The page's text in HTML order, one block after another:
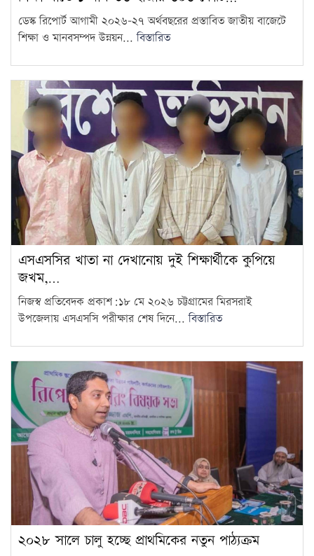
ডেস্ক রিপোর্ট আগামী ২০২৬–২৭ অর্থবছরের প্রস্তাবিত জাতীয় বাজেটে
শিক্ষা ও মানবসম্পদ উন্নয়ন...বিস্তারিত
এসএসসির খাতা না দেখানোয় দুই শিক্ষার্থীকে কুপিয়ে
জখম,…
নিজস্ব প্রতিবেদক প্রকাশ:১৮ মে ২০২৬ চট্টগ্রামের মিরসরাই
উপজেলায় এসএসসি পরীক্ষার শেষ দিনে...বিস্তারিত
২০২৮ সালে চালু হচ্ছে প্রাথমিকের নতুন পাঠ্যক্রম